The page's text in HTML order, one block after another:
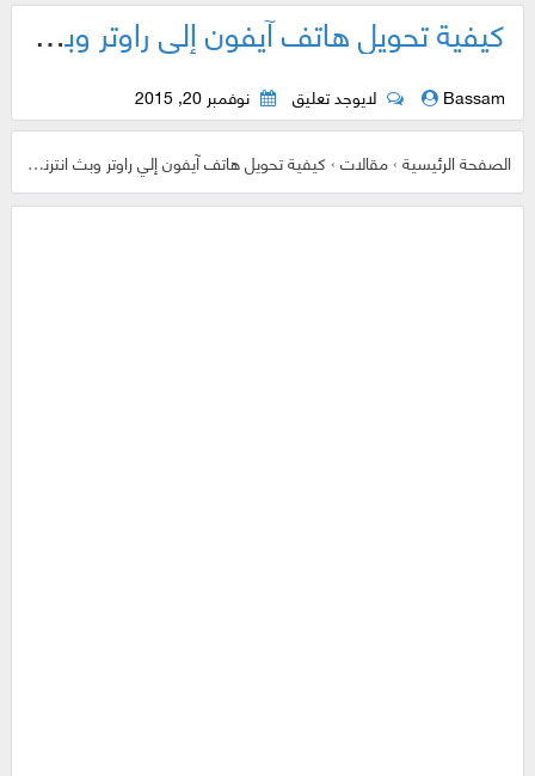
كيفية تحويل هاتف آيفون إلي راوتر وبث انترنت منه بدون تطبيقات !
Bassam لايوجد تعليق نوفمبر 20, 2015
الصفحة الرئيسية›مقالات›كيفية تحويل هاتف آيفون إلي راوتر وبث انترنت منه بدون تطبيقات !